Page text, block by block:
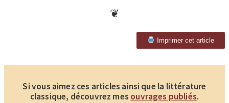
Imprimer cet article
Si vous aimez ces articles ainsi que la littérature
classique, découvrez mes ouvrages publiés.